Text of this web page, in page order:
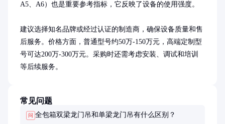
A5、A6）也是重要参考指标，它反映了设备的使用强度。
建议选择知名品牌或经过认证的制造商，确保设备质量和售
后服务。价格方面，普通型号约50万-150万元，高端定制型
号可达200万-300万元。采购时还需考虑安装、调试和培训
等后续服务。
常见问题
问 全包箱双梁龙门吊和单梁龙门吊有什么区别？